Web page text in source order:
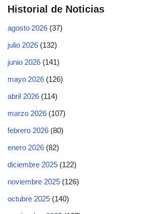
Historial de Noticias
agosto 2026 (37)
julio 2026 (132)
junio 2026 (141)
mayo 2026 (126)
abril 2026 (114)
marzo 2026 (107)
febrero 2026 (80)
enero 2026 (82)
diciembre 2025 (122)
noviembre 2025 (126)
octubre 2025 (140)